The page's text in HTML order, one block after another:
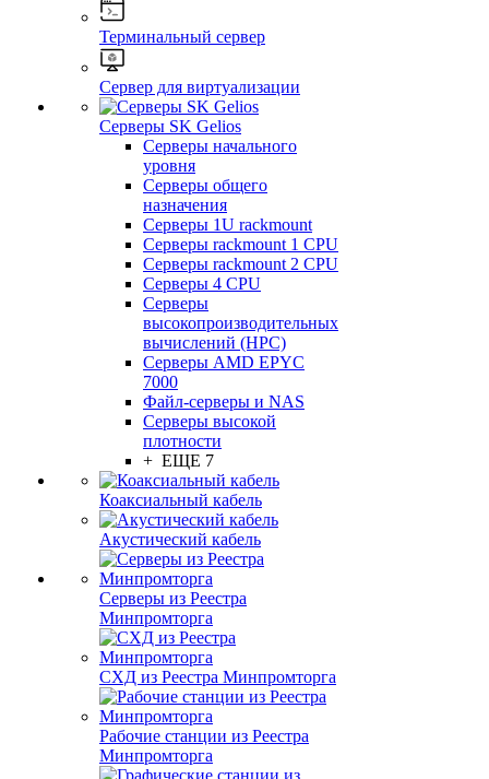
Терминальный сервер
Сервер для виртуализации
Серверы SK Gelios
Серверы начального
уровня
Серверы общего
назначения
Серверы 1U rackmount
Серверы rackmount 1 CPU
Серверы rackmount 2 CPU
Серверы 4 CPU
Серверы
высокопроизводительных
вычислений (HPC)
Серверы AMD EPYC
7000
Файл-серверы и NAS
Серверы высокой
плотности
+ ЕЩЕ 7
Коаксиальный кабель
Акустический кабель
Серверы из Реестра
Минпромторга
СХД из Реестра Минпромторга
Рабочие станции из Реестра
Минпромторга